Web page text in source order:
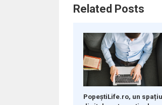
Related Posts
PopeștiLife.ro, un spațiu